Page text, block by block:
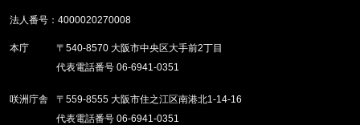
法人番号：4000020270008
本庁
〒540-8570 大阪市中央区大手前2丁目
代表電話番号 06-6941-0351
咲洲庁舎
〒559-8555 大阪市住之江区南港北1-14-16
代表電話番号 06-6941-0351